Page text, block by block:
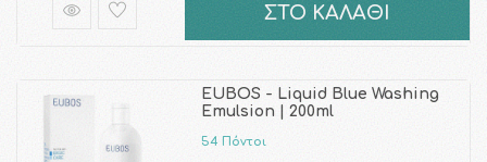
ΣΤΟ ΚΑΛΑΘΙ
EUBOS - Liquid Blue Washing
Emulsion | 200ml
54 Πόντοι